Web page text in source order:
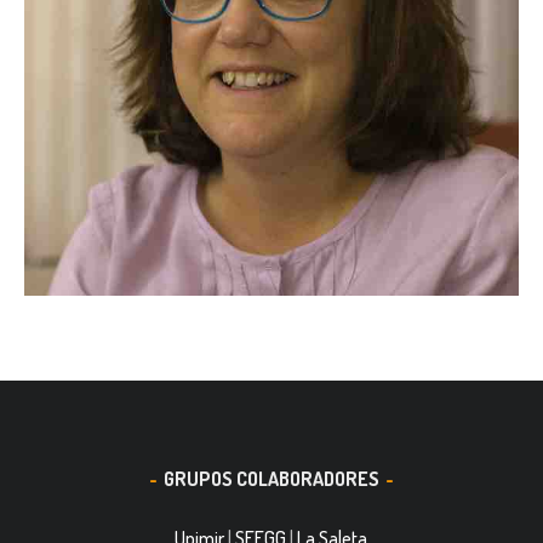
GRUPOS COLABORADORES
Upimir|SEEGG |La Saleta